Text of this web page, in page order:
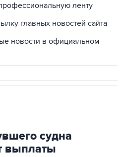
ленту
главных новостей сайта
новости в официальном
судна
выплаты